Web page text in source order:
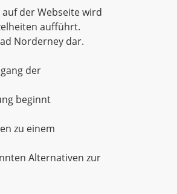
der Webseite wird
aufführt.
Norderney dar.
der
beginnt
zu einem
Alternativen zur